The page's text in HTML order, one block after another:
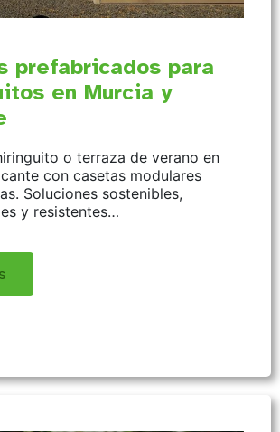
prefabricados para
en Murcia y
o terraza de verano en
con casetas modulares
Soluciones sostenibles,
y resistentes…